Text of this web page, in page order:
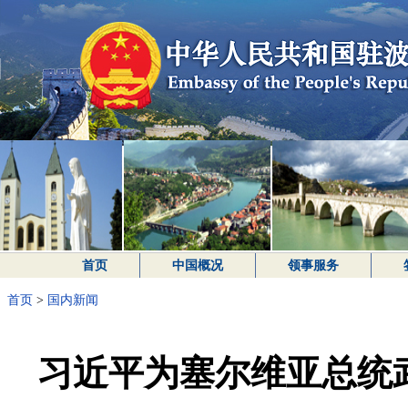
首页 中国概况 领事服务
首页 > 国内新闻
习近平为塞尔维亚总统